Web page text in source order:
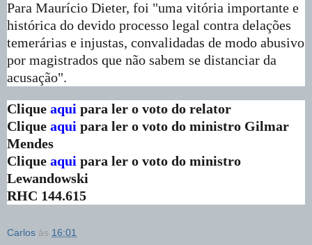
Para Maurício Dieter, foi "uma vitória importante e
histórica do devido processo legal contra delações
temerárias e injustas, convalidadas de modo abusivo
por magistrados que não sabem se distanciar da
acusação".
Clique aqui para ler o voto do relator
Clique aqui para ler o voto do ministro Gilmar
Mendes
Clique aqui para ler o voto do ministro
Lewandowski
RHC 144.615
Carlos às 16:01